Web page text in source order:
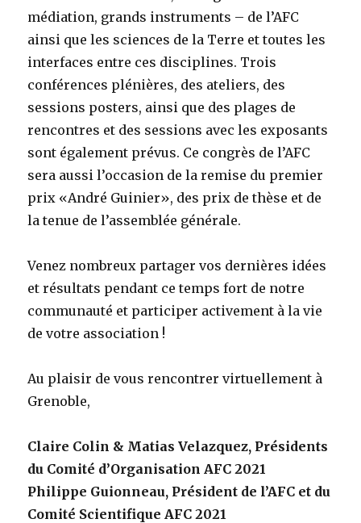
médiation, grands instruments – de l’AFC
ainsi que les sciences de la Terre et toutes les
interfaces entre ces disciplines. Trois
conférences plénières, des ateliers, des
sessions posters, ainsi que des plages de
rencontres et des sessions avec les exposants
sont également prévus. Ce congrès de l’AFC
sera aussi l’occasion de la remise du premier
prix «André Guinier», des prix de thèse et de
la tenue de l’assemblée générale.
Venez nombreux partager vos dernières idées
et résultats pendant ce temps fort de notre
communauté et participer activement à la vie
de votre association !
Au plaisir de vous rencontrer virtuellement à
Grenoble,
Claire Colin & Matias Velazquez, Présidents
du Comité d’Organisation AFC 2021
Philippe Guionneau, Président de l’AFC et du
Comité Scientifique AFC 2021